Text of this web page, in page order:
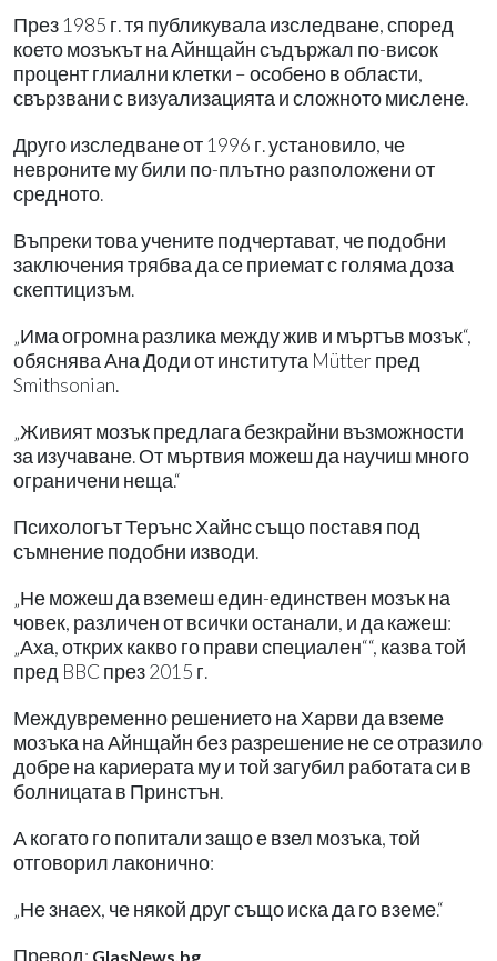
През 1985 г. тя публикувала изследване, според
което мозъкът на Айнщайн съдържал по-висок
процент глиални клетки – особено в области,
свързвани с визуализацията и сложното мислене.
Друго изследване от 1996 г. установило, че
невроните му били по-плътно разположени от
средното.
Въпреки това учените подчертават, че подобни
заключения трябва да се приемат с голяма доза
скептицизъм.
„Има огромна разлика между жив и мъртъв мозък“,
обяснява Ана Доди от института Mütter пред
Smithsonian.
„Живият мозък предлага безкрайни възможности
за изучаване. От мъртвия можеш да научиш много
ограничени неща.“
Психологът Терънс Хайнс също поставя под
съмнение подобни изводи.
„Не можеш да вземеш един-единствен мозък на
човек, различен от всички останали, и да кажеш:
„Аха, открих какво го прави специален““, казва той
пред BBC през 2015 г.
Междувременно решението на Харви да вземе
мозъка на Айнщайн без разрешение не се отразило
добре на кариерата му и той загубил работата си в
болницата в Принстън.
А когато го попитали защо е взел мозъка, той
отговорил лаконично:
„Не знаех, че някой друг също иска да го вземе.“
Превод: GlasNews.bg